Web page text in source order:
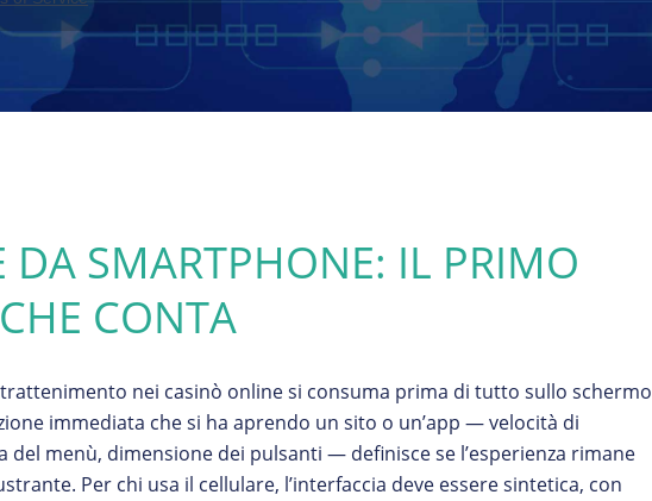
DA SMARTPHONE: IL PRIMO
CONTA
nei casinò online si consuma prima di tutto sullo schermo
immediata che si ha aprendo un sito o un’app — velocità di
del menù, dimensione dei pulsanti — definisce se l’esperienza rimane
Per chi usa il cellulare, l’interfaccia deve essere sintetica, con